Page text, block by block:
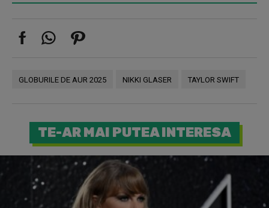
GLOBURILE DE AUR 2025 NIKKI GLASER TAYLOR SWIFT
TE-AR MAI PUTEA INTERESA